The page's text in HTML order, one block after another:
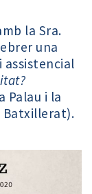
la Sra.
una
assistencial
Palau i la
Batxillerat).